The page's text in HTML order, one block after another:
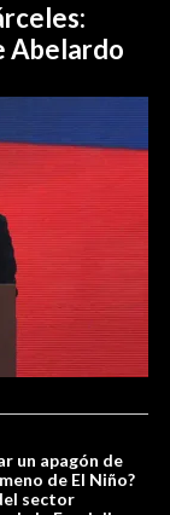
Abelardo
un apagón de
de El Niño?
sector